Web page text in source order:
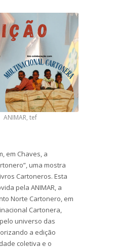
ANIMAR, tef
em Chaves, a
uma mostra
Cartoneros. Esta
pela ANIMAR, a
Norte Cartonero, em
Cartonera,
universo das
a edição
coletiva e o